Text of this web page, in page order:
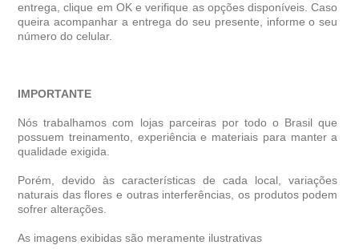
entrega, clique em OK e verifique as opções disponíveis. Caso
queira acompanhar a entrega do seu presente, informe o seu
número do celular.
IMPORTANTE
Nós trabalhamos com lojas parceiras por todo o Brasil que
possuem treinamento, experiência e materiais para manter a
qualidade exigida.
Porém, devido às características de cada local, variações
naturais das flores e outras interferências, os produtos podem
sofrer alterações.
As imagens exibidas são meramente ilustrativas